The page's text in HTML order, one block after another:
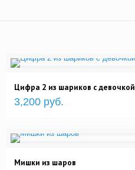
Цифра 2 из шариков с девочкой
3,200 руб.
Мишки из шаров